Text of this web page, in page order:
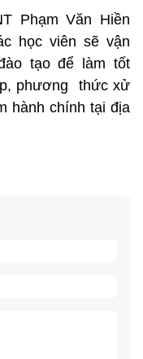
Phạm Văn Hiền
học viên sẽ vận
tạo để làm tốt
phương thức xử
hành chính tại địa